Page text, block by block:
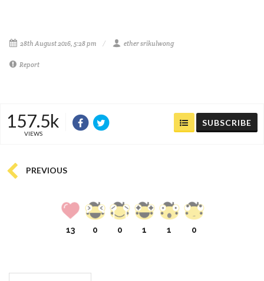
28th August 2016, 5:28 pm ether srikulwong
Report
157.5k
VIEWS
SUBSCRIBE
PREVIOUS
13 0 0 1 1 0